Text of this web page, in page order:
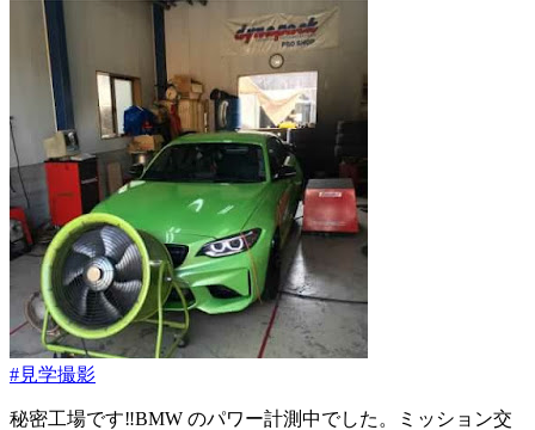
#見学撮影
秘密工場です‼️BMW のパワー計測中でした。ミッション交